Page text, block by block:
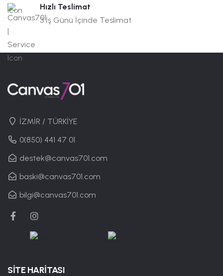
Hızlı Teslimat
3 İş Günü İçinde Teslimat
İZMİR / TÜRKİYE
0(850) 441 47 01
destek@canvas701.com
baski@canvas701.com
bilgi@canvas701.com
SİTE HARİTASI